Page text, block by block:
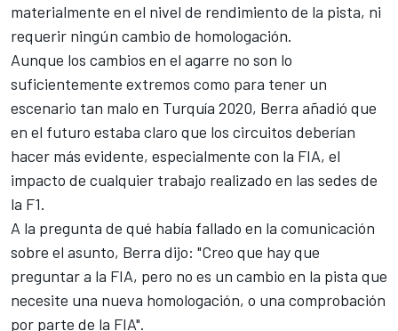
materialmente en el nivel de rendimiento de la pista, ni
requerir ningún cambio de homologación.
Aunque los cambios en el agarre no son lo
suficientemente extremos como para tener un
escenario tan malo en Turquía 2020, Berra añadió que
en el futuro estaba claro que los circuitos deberían
hacer más evidente, especialmente con la FIA, el
impacto de cualquier trabajo realizado en las sedes de
la F1.
A la pregunta de qué había fallado en la comunicación
sobre el asunto, Berra dijo: "Creo que hay que
preguntar a la FIA, pero no es un cambio en la pista que
necesite una nueva homologación, o una comprobación
por parte de la FIA".